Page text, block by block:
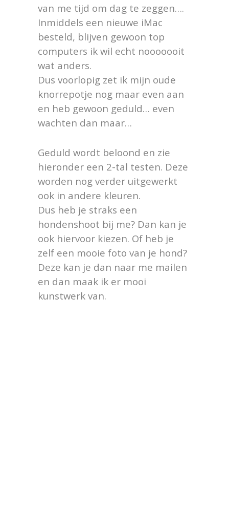
van me tijd om dag te zeggen….
Inmiddels een nieuwe iMac
besteld, blijven gewoon top
computers ik wil echt nooooooit
wat anders.
Dus voorlopig zet ik mijn oude
knorrepotje nog maar even aan
en heb gewoon geduld… even
wachten dan maar…
Geduld wordt beloond en zie
hieronder een 2-tal testen. Deze
worden nog verder uitgewerkt
ook in andere kleuren.
Dus heb je straks een
hondenshoot bij me? Dan kan je
ook hiervoor kiezen. Of heb je
zelf een mooie foto van je hond?
Deze kan je dan naar me mailen
en dan maak ik er mooi
kunstwerk van.